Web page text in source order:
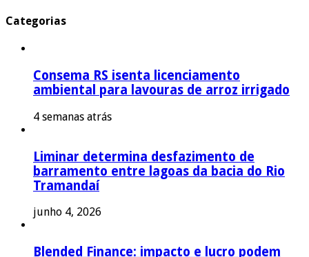
Categorias
Consema RS isenta licenciamento
ambiental para lavouras de arroz irrigado
4 semanas atrás
Liminar determina desfazimento de
barramento entre lagoas da bacia do Rio
Tramandaí
junho 4, 2026
Blended Finance: impacto e lucro podem